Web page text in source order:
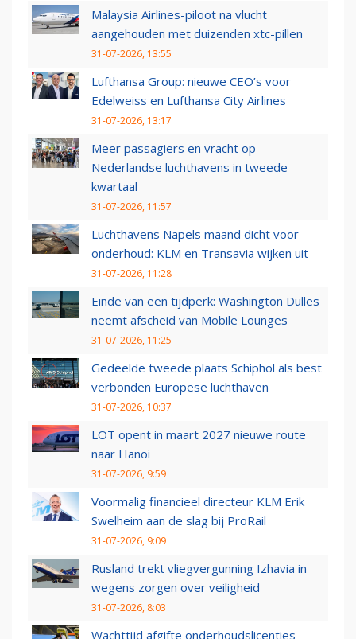
Malaysia Airlines-piloot na vlucht
aangehouden met duizenden xtc-pillen
31-07-2026, 13:55
Lufthansa Group: nieuwe CEO’s voor
Edelweiss en Lufthansa City Airlines
31-07-2026, 13:17
Meer passagiers en vracht op
Nederlandse luchthavens in tweede
kwartaal
31-07-2026, 11:57
Luchthavens Napels maand dicht voor
onderhoud: KLM en Transavia wijken uit
31-07-2026, 11:28
Einde van een tijdperk: Washington Dulles
neemt afscheid van Mobile Lounges
31-07-2026, 11:25
Gedeelde tweede plaats Schiphol als best
verbonden Europese luchthaven
31-07-2026, 10:37
LOT opent in maart 2027 nieuwe route
naar Hanoi
31-07-2026, 9:59
Voormalig financieel directeur KLM Erik
Swelheim aan de slag bij ProRail
31-07-2026, 9:09
Rusland trekt vliegvergunning Izhavia in
wegens zorgen over veiligheid
31-07-2026, 8:03
Wachttijd afgifte onderhoudslicenties